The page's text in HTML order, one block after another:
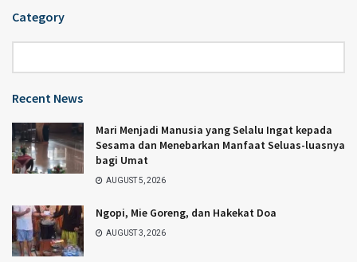
Category
Recent News
Mari Menjadi Manusia yang Selalu Ingat kepada
Sesama dan Menebarkan Manfaat Seluas-luasnya
bagi Umat
AUGUST 5, 2026
Ngopi, Mie Goreng, dan Hakekat Doa
AUGUST 3, 2026